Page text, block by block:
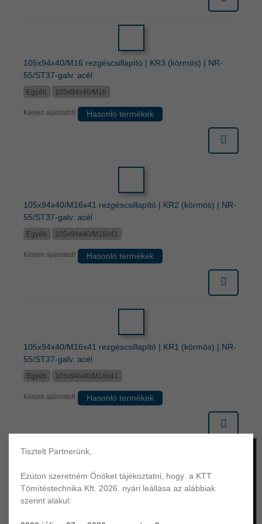
105x94x40/M16 rezgéscsillapító | KR3 (körmös) | NR-
55/ST37-galv. acél
Egyéb 105x94x40/M16
Kérjen ajánlatot! Hasonló termékek
105x94x40/M16x41 rezgéscsillapító | KR2 (körmös) | NR-
55/ST37-galv. acél
Egyéb 105x94x40/M16x41
Kérjen ajánlatot! Hasonló termékek
105x94x40/M16x41 rezgéscsillapító | KR1 (körmös) | NR-
55/ST37-galv. acél
Egyéb 105x94x40/M16x41
Kérjen ajánlatot! Hasonló termékek
Tisztelt Partnerünk,
Ezúton szeretném Önöket tájékoztatni, hogy a KTT
Tömítéstechnika Kft. 2026. nyári leállása az alábbiak
szerint alakul: